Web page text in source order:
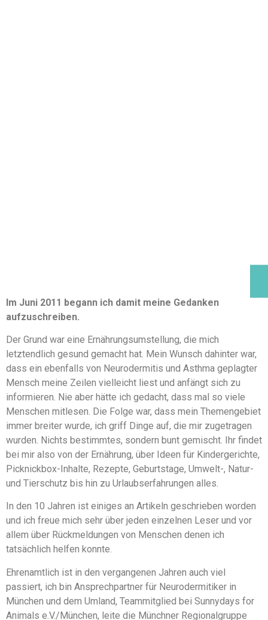
Im Juni 2011 begann ich damit meine Gedanken
aufzuschreiben.
Der Grund war eine Ernährungsumstellung, die mich
letztendlich gesund gemacht hat. Mein Wunsch dahinter war,
dass ein ebenfalls von Neurodermitis und Asthma geplagter
Mensch meine Zeilen vielleicht liest und anfängt sich zu
informieren. Nie aber hätte ich gedacht, dass mal so viele
Menschen mitlesen. Die Folge war, dass mein Themengebiet
immer breiter wurde, ich griff Dinge auf, die mir zugetragen
wurden. Nichts bestimmtes, sondern bunt gemischt. Ihr findet
bei mir also von der Ernährung, über Ideen für Kindergerichte,
Picknickbox-Inhalte, Rezepte, Geburtstage, Umwelt-, Natur-
und Tierschutz bis hin zu Urlaubserfahrungen alles.
In den 10 Jahren ist einiges an Artikeln geschrieben worden
und ich freue mich sehr über jeden einzelnen Leser und vor
allem über Rückmeldungen von Menschen denen ich
tatsächlich helfen konnte.
Ehrenamtlich ist in den vergangenen Jahren auch viel
passiert, ich bin Ansprechpartner für Neurodermitiker in
München und dem Umland, Teammitglied bei Sunnydays for
Animals e.V./München, leite die Münchner Regionalgruppe